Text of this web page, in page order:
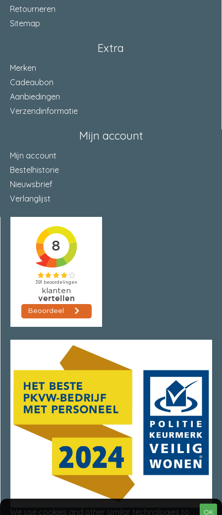
Retourneren
Sitemap
Extra
Merken
Cadeaubon
Aanbiedingen
Verzendinformatie
Mijn account
Mijn account
Bestelhistorie
Nieuwsbrief
Verlanglijst
OK
We use cookies and other similar technologies to